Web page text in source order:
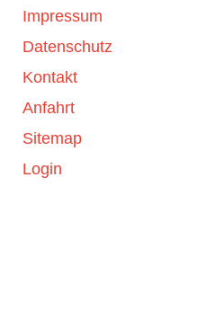
Impressum
Datenschutz
Kontakt
Anfahrt
Sitemap
Login